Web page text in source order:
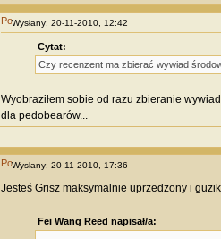
Wysłany: 20-11-2010, 12:42
Cytat:
Czy recenzent ma zbierać wywiad
Wyobraziłem sobie od razu zbieranie
dla pedobearów...
Wysłany: 20-11-2010, 17:36
Jesteś Grisz maksymalnie uprzedzony i
Fei Wang Reed napisał/a: